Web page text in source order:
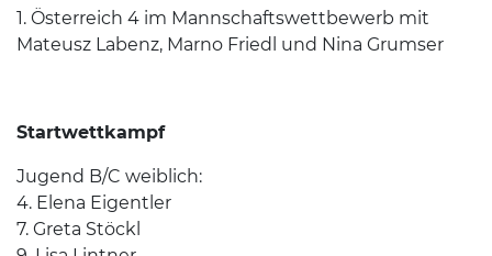
1. Österreich 4 im Mannschaftswettbewerb mit
Mateusz Labenz, Marno Friedl und Nina Grumser
Startwettkampf
Jugend B/C weiblich:
4. Elena Eigentler
7. Greta Stöckl